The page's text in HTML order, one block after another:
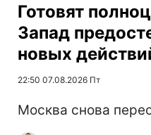
Готовят
Запад
новых
22:50 07.08.2026 Пт
Москва снова